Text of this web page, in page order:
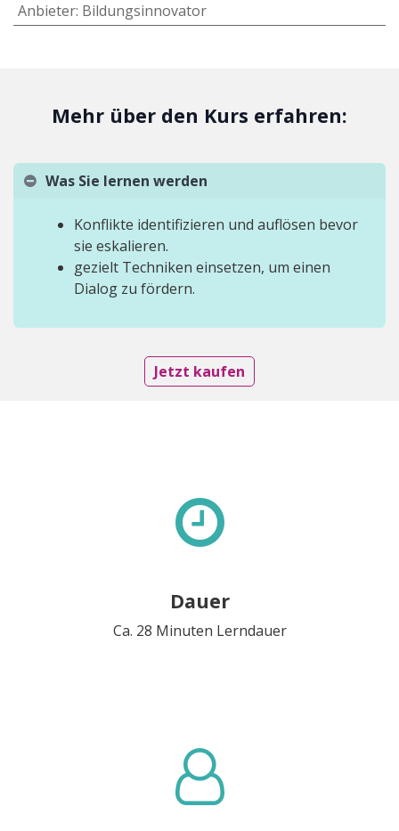
Anbieter: Bildungsinnovator
Mehr über den Kurs erfahren:
Was Sie lernen werden
Konflikte identifizieren und auflösen bevor
sie eskalieren.
gezielt Techniken einsetzen, um einen
Dialog zu fördern.
Jetzt kaufen
Dauer
Ca. 28 Minuten Lerndauer